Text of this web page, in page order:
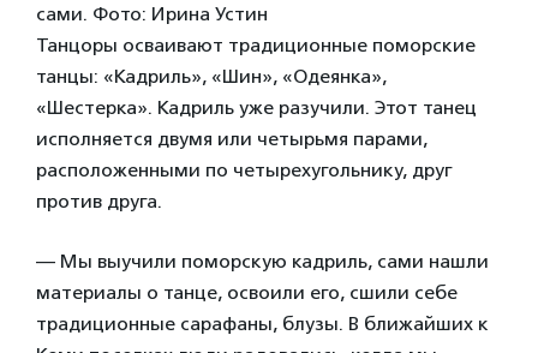
сами. Фото: Ирина Устин
Танцоры осваивают традиционные поморские
танцы: «Кадриль», «Шин», «Одеянка»,
«Шестерка». Кадриль уже разучили. Этот танец
исполняется двумя или четырьмя парами,
расположенными по четырехугольнику, друг
против друга.
— Мы выучили поморскую кадриль, сами нашли
материалы о танце, освоили его, сшили себе
традиционные сарафаны, блузы. В ближайших к